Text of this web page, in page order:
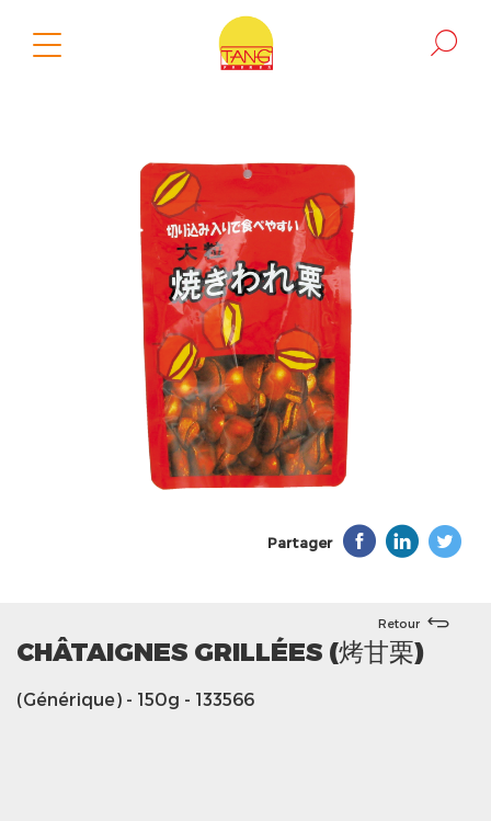
Partager
Retour
CHÂTAIGNES GRILLÉES (烤甘栗)
(Générique) - 150g - 133566